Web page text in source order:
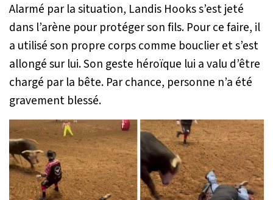
Alarmé par la situation, Landis Hooks s’est jeté
dans l’arène pour protéger son fils. Pour ce faire, il
a utilisé son propre corps comme bouclier et s’est
allongé sur lui. Son geste héroïque lui a valu d’être
chargé par la bête. Par chance, personne n’a été
gravement blessé.